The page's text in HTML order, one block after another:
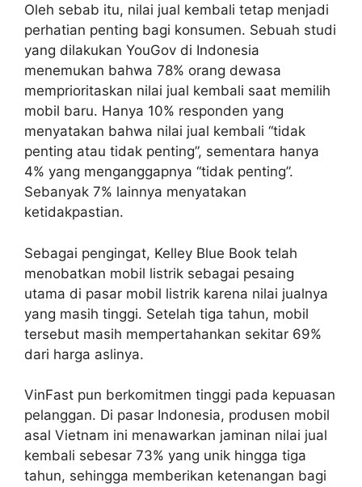
Oleh sebab itu, nilai jual kembali tetap menjadi
perhatian penting bagi konsumen. Sebuah studi
yang dilakukan YouGov di Indonesia
menemukan bahwa 78% orang dewasa
memprioritaskan nilai jual kembali saat memilih
mobil baru. Hanya 10% responden yang
menyatakan bahwa nilai jual kembali “tidak
penting atau tidak penting”, sementara hanya
4% yang menganggapnya “tidak penting”.
Sebanyak 7% lainnya menyatakan
ketidakpastian.
Sebagai pengingat, Kelley Blue Book telah
menobatkan mobil listrik sebagai pesaing
utama di pasar mobil listrik karena nilai jualnya
yang masih tinggi. Setelah tiga tahun, mobil
tersebut masih mempertahankan sekitar 69%
dari harga aslinya.
VinFast pun berkomitmen tinggi pada kepuasan
pelanggan. Di pasar Indonesia, produsen mobil
asal Vietnam ini menawarkan jaminan nilai jual
kembali sebesar 73% yang unik hingga tiga
tahun, sehingga memberikan ketenangan bagi